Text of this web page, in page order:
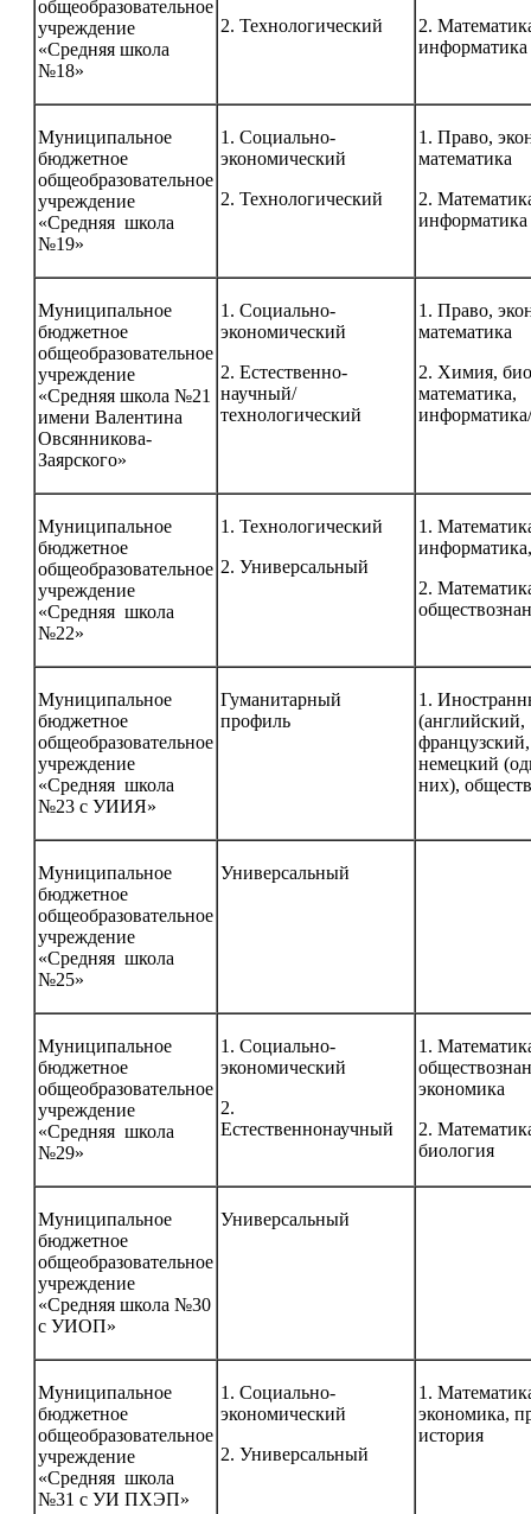
общеобразовательное
учреждение
«Средняя школа
№18»
2. Технологический
2.
информатика
Муниципальное
бюджетное
общеобразовательное
учреждение
«Средняя школа
№19»
1. Социально-
экономический
2. Технологический
1. Право,
математика
2.
информатика
Муниципальное
бюджетное
общеобразовательное
учреждение
«Средняя школа №21
имени Валентина
Овсянникова-
Заярского»
1. Социально-
экономический
2. Естественно-
научный/
технологический
1. Право,
математика
2. Химия,
математика,
информатика/
Муниципальное
бюджетное
общеобразовательное
учреждение
«Средняя школа
№22»
1. Технологический
2. Универсальный
1.
2.
Муниципальное
бюджетное
общеобразовательное
учреждение
«Средняя школа
№23 с УИИЯ»
Гуманитарный
профиль
1.
(английский,
французский,
немецкий
них),
Муниципальное
бюджетное
общеобразовательное
учреждение
«Средняя школа
№25»
Универсальный
Муниципальное
бюджетное
общеобразовательное
учреждение
«Средняя школа
№29»
1. Социально-
экономический
2.
Естественнонаучный
1.
экономика
2.
биология
Муниципальное
бюджетное
общеобразовательное
учреждение
«Средняя школа №30
с УИОП»
Универсальный
Муниципальное
бюджетное
общеобразовательное
учреждение
«Средняя школа
№31 с УИ ПХЭП»
1. Социально-
экономический
2. Универсальный
1.
экономика,
история